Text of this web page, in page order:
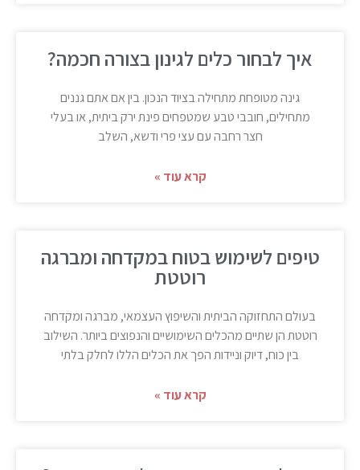
איך לבחור כלים לגינון בצורה חכמה?
גינה מטופחת מתחילה בציוד הנכון. בין אם אתם גננים
מתחילים, חובבי טבע שמטפחים פינת ירק ביתית, או בעלי
חצר רחבה עם עצי פרי ודשא, השלב
קרא עוד »
טיפים לשימוש בטוח במקדחה ומברגה
רוטטת
בעולם התחזוקה הביתית והשיפוץ העצמאי, מברגה ומקדחה
רוטטת הן שתיים מהכלים השימושיים והנפוצים ביותר. השילוב
בין כוח, דיוק וניידות הפך את הכלים הללו לחלק בלתי
קרא עוד »